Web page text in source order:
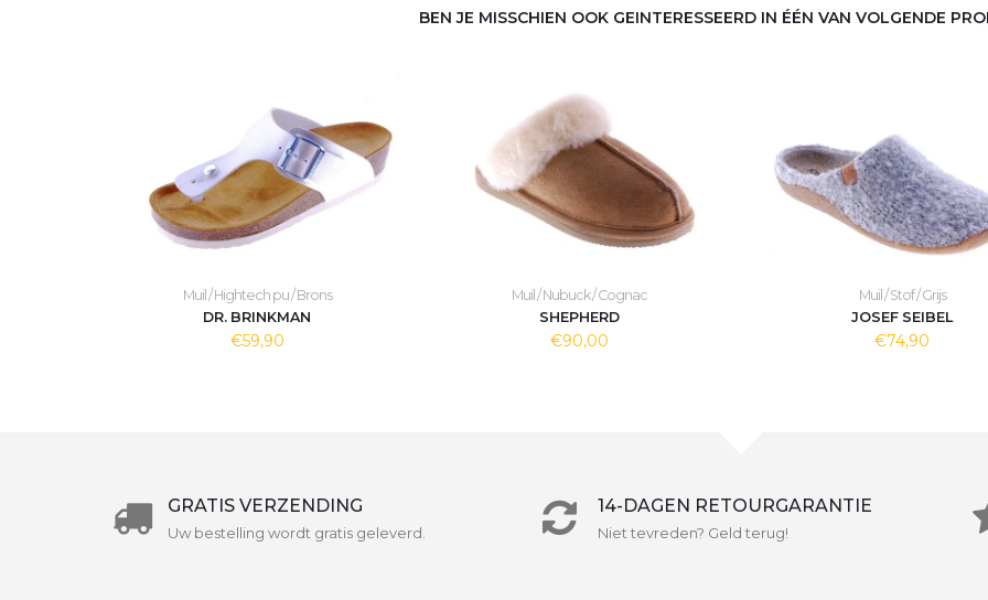
BEN JE MISSCHIEN OOK GEINTERESSEERD IN ÉÉN VAN VOLGENDE
Muil / Hightech pu / Brons
DR. BRINKMAN
€59,90
Muil / Nubuck / Cognac
SHEPHERD
€90,00
Muil / Stof / Grijs
JOSEF SEIBEL
€74,90
GRATIS VERZENDING
Uw bestelling wordt gratis geleverd.
14-DAGEN RETOURGARANTIE
Niet tevreden? Geld terug!